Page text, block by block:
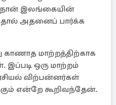
இலங்கையின்
அதனைப் பார்க்க
காணாத மாற்றத்திற்காக
இப்படி ஒரு மாற்றம்
விற்பன்னர்கள்
என்றே கூறிவந்தேன்.